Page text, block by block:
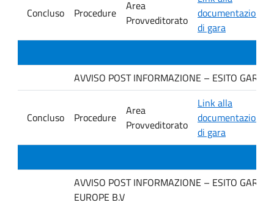
Concluso Procedure
Area
Provveditorato
documentazione
di gara
AVVISO POST INFORMAZIONE – ESITO GARA
Concluso Procedure
Area
Provveditorato
Link alla
documentazione
di gara
AVVISO POST INFORMAZIONE – ESITO GARA
EUROPE B.V